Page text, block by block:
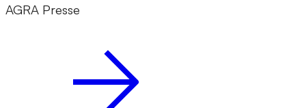
AGRA Presse